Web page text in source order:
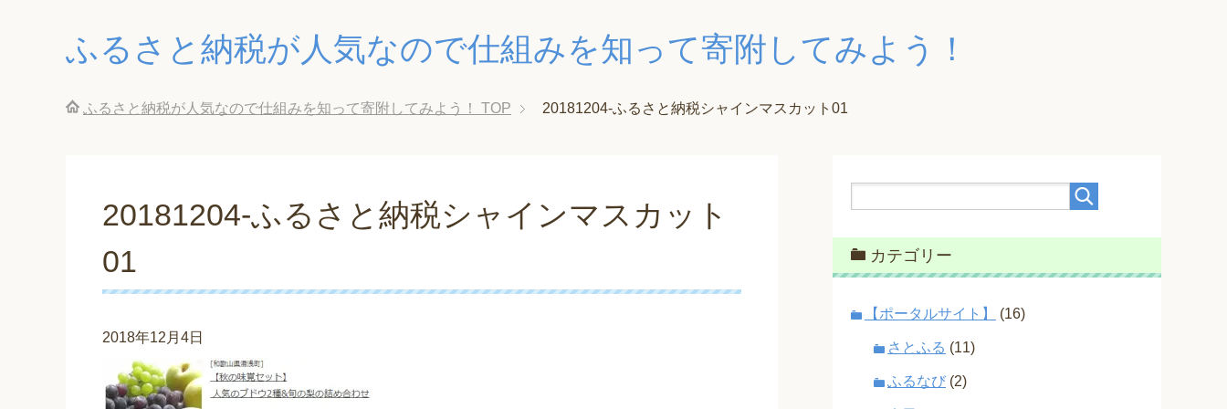
ふるさと納税が人気なので仕組みを知って寄附してみよう！
ふるさと納税が人気なので仕組みを知って寄附してみよう！ TOP 20181204-ふるさと納税シャインマスカット01
20181204-ふるさと納税シャインマスカット
01
2018年12月4日
カテゴリー
【ポータルサイト】 (16)
さとふる (11)
ふるなび (2)